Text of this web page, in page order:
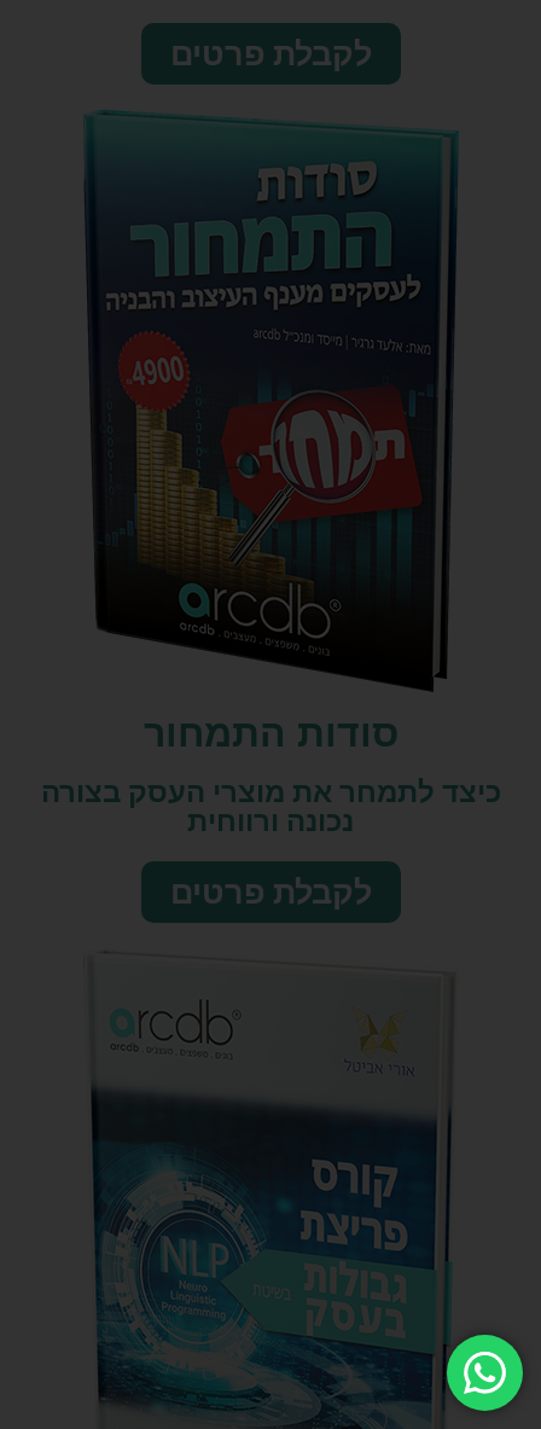
לקבלת פרטים
סודות התמחור
כיצד לתמחר את מוצרי העסק בצורה
נכונה ורווחית
לקבלת פרטים